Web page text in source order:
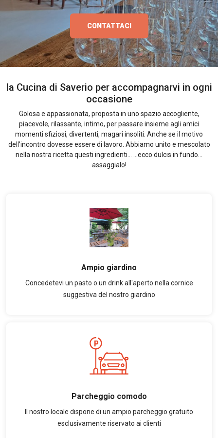
CONTATTACI
la Cucina di Saverio per accompagnarvi in ogni
occasione
Golosa e appassionata, proposta in uno spazio accogliente,
piacevole, rilassante, intimo, per passare insieme agli amici
momenti sfiziosi, divertenti, magari insoliti. Anche se il motivo
dell’incontro dovesse essere di lavoro. Abbiamo unito e mescolato
nella nostra ricetta questi ingredienti... ...ecco dulcis in fundo...
assaggialo!
Ampio giardino
Concedetevi un pasto o un drink all'aperto nella cornice
suggestiva del nostro giardino
Parcheggio comodo
Il nostro locale dispone di un ampio parcheggio gratuito
esclusivamente riservato ai clienti